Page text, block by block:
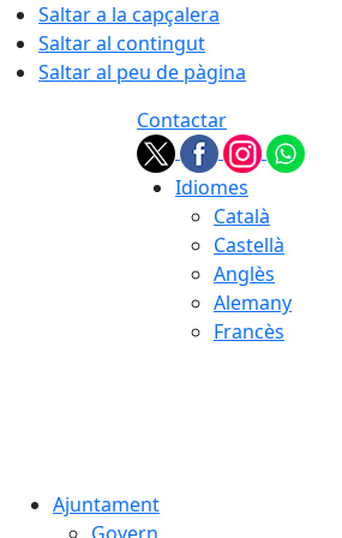
Saltar a la capçalera
Saltar al contingut
Saltar al peu de pàgina
Contactar
Idiomes
Català
Castellà
Anglès
Alemany
Francès
Ajuntament